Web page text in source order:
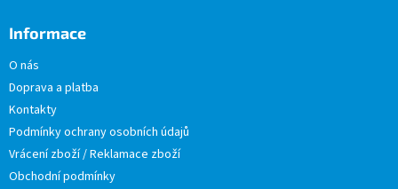
Informace
O nás
Doprava a platba
Kontakty
Podmínky ochrany osobních údajů
Vrácení zboží / Reklamace zboží
Obchodní podmínky